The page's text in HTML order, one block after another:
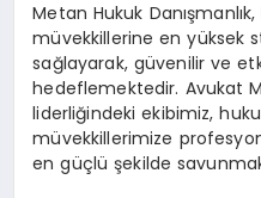
Metan Hukuk
müvekkillerine en yüksek
sağlayarak, güvenilir ve
hedeflemektedir. Avukat
liderliğindeki ekibimiz,
müvekkillerimize
en güçlü şekilde